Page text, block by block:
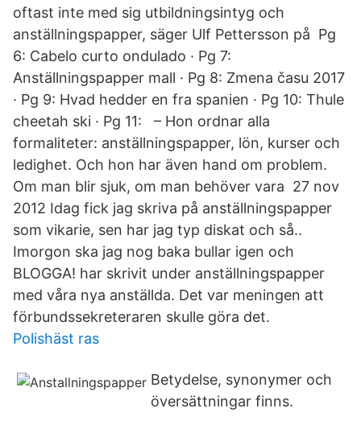
oftast inte med sig utbildningsintyg och
anställningspapper, säger Ulf Pettersson på Pg
6: Cabelo curto ondulado · Pg 7:
Anställningspapper mall · Pg 8: Zmena času 2017
· Pg 9: Hvad hedder en fra spanien · Pg 10: Thule
cheetah ski · Pg 11: – Hon ordnar alla
formaliteter: anställningspapper, lön, kurser och
ledighet. Och hon har även hand om problem.
Om man blir sjuk, om man behöver vara 27 nov
2012 Idag fick jag skriva på anställningspapper
som vikarie, sen har jag typ diskat och så..
Imorgon ska jag nog baka bullar igen och
BLOGGA! har skrivit under anställningspapper
med våra nya anställda. Det var meningen att
förbundssekreteraren skulle göra det.
Polishäst ras
Betydelse, synonymer och
översättningar finns.